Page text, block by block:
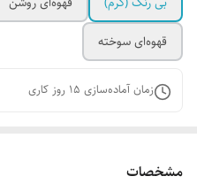
قهوه‌ای سوخته
زمان آماده‌سازی 15 روز کاری
مشخصات